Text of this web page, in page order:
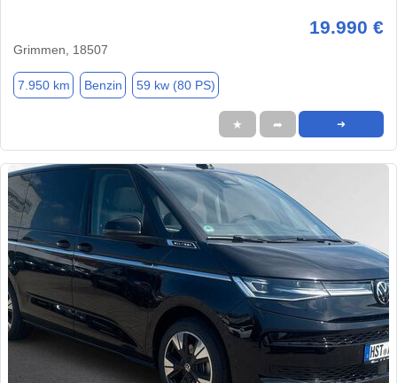
19.990 €
Grimmen, 18507
7.950 km Benzin 59 kw (80 PS)
★ ➦ ➜